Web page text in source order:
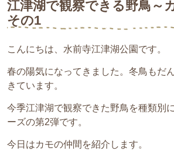
江津湖で観察できる野鳥～
その1
こんにちは、水前寺江津湖公園です。
春の陽気になってきました。冬鳥もだ
きています。
今季江津湖で観察できた野鳥を種類別
ーズの第2弾です。
今日はカモの仲間を紹介します。